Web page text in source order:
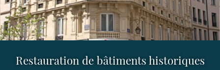
Restauration de bâtiments historiques